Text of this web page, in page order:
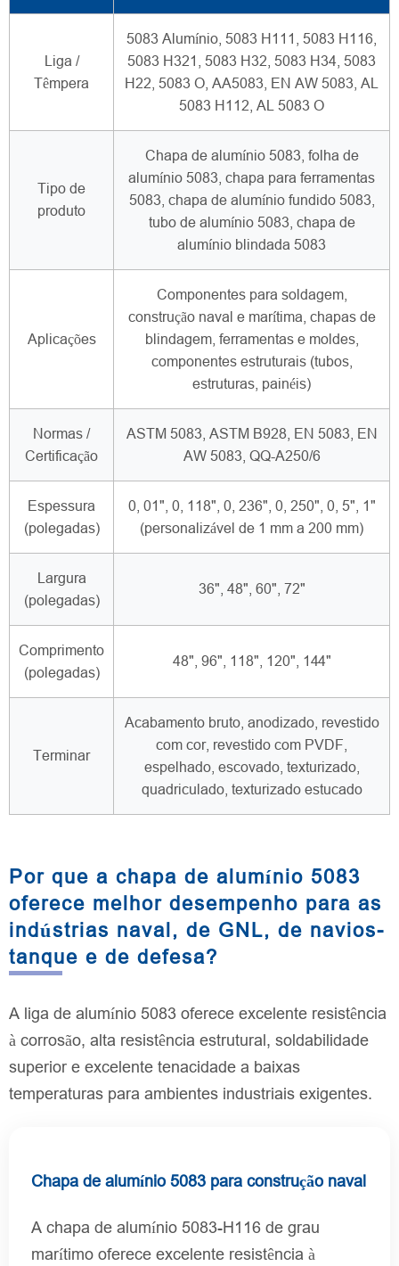
Liga /
Têmpera
5083 Alumínio, 5083 H111, 5083 H116,
5083 H321, 5083 H32, 5083 H34, 5083
H22, 5083 O, AA5083, EN AW 5083, AL
5083 H112, AL 5083 O
Tipo de
produto
Chapa de alumínio 5083, folha de
alumínio 5083, chapa para ferramentas
5083, chapa de alumínio fundido 5083,
tubo de alumínio 5083, chapa de
alumínio blindada 5083
Aplicações
Componentes para soldagem,
construção naval e marítima, chapas de
blindagem, ferramentas e moldes,
componentes estruturais (tubos,
estruturas, painéis)
Normas /
Certificação
ASTM 5083, ASTM B928, EN 5083, EN
AW 5083, QQ-A250/6
Espessura
(polegadas)
0, 01", 0, 118", 0, 236", 0, 250", 0, 5", 1"
(personalizável de 1 mm a 200 mm)
Largura
(polegadas)
36", 48", 60", 72"
Comprimento
(polegadas)
48", 96", 118", 120", 144"
Terminar
Acabamento bruto, anodizado, revestido
com cor, revestido com PVDF,
espelhado, escovado, texturizado,
quadriculado, texturizado estucado
Por que a chapa de alumínio 5083
oferece melhor desempenho para as
indústrias naval, de GNL, de navios-
tanque e de defesa?
A liga de alumínio 5083 oferece excelente resistência
à corrosão, alta resistência estrutural, soldabilidade
superior e excelente tenacidade a baixas
temperaturas para ambientes industriais exigentes.
Chapa de alumínio 5083 para construção naval
A chapa de alumínio 5083-H116 de grau
marítimo oferece excelente resistência à